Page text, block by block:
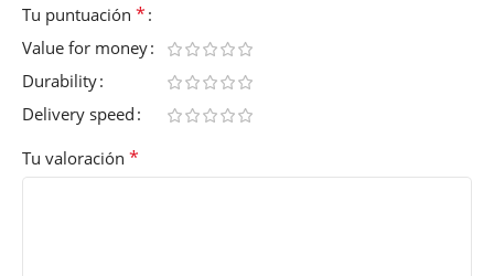
Tu puntuación *
Value for money
Durability
Delivery speed
Tu valoración *